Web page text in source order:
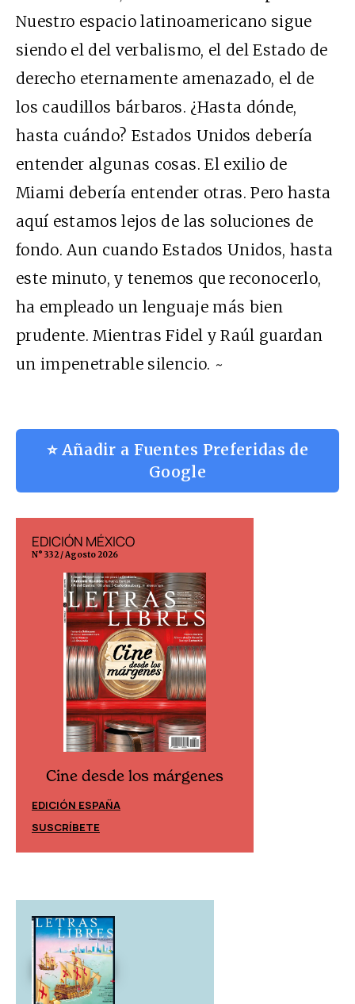
Nuestro espacio latinoamericano sigue
siendo el del verbalismo, el del Estado de
derecho eternamente amenazado, el de
los caudillos bárbaros. ¿Hasta dónde,
hasta cuándo? Estados Unidos debería
entender algunas cosas. El exilio de
Miami debería entender otras. Pero hasta
aquí estamos lejos de las soluciones de
fondo. Aun cuando Estados Unidos, hasta
este minuto, y tenemos que reconocerlo,
ha empleado un lenguaje más bien
prudente. Mientras Fidel y Raúl guardan
un impenetrable silencio. ~
⭐ Añadir a Fuentes Preferidas de
Google
EDICIÓN MÉXICO
N° 332 / Agosto 2026
Cine desde los márgenes
EDICIÓN ESPAÑA
SUSCRÍBETE